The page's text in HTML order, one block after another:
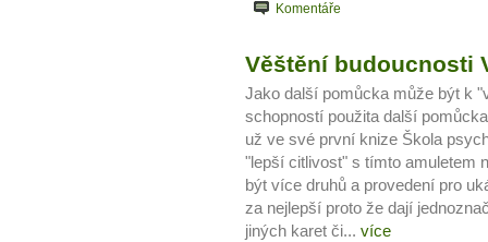
10 tipů
...
Máte pocit, že jste unaveni
Komentáře
Věštění budoucnosti
Jako další pomůcka může být k
schopností použita další
už ve své první knize Škola
"lepší citlivost" s tímto amuletem
být více druhů a provedení pro
za nejlepší proto že dají
jiných karet či... více